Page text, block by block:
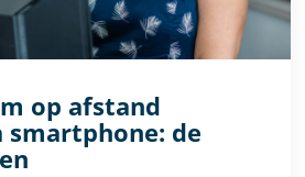
op afstand
smartphone: de